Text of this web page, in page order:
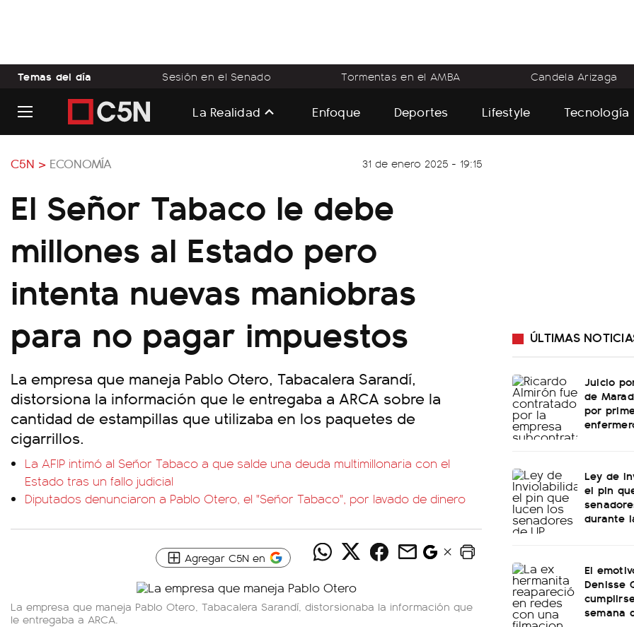
Temas del día Sesión en el Senado Tormentas en el AMBA Candela Arizaga
La Realidad Enfoque Deportes Lifestyle Tecnología
C5N > ECONOMÍA 31 de enero 2025 - 19:15
El Señor Tabaco le debe
millones al Estado pero
intenta nuevas maniobras
para no pagar impuestos
La empresa que maneja Pablo Otero, Tabacalera Sarandí,
distorsiona la información que le entregaba a ARCA sobre la
cantidad de estampillas que utilizaba en los paquetes de
cigarrillos.
La AFIP intimó al Señor Tabaco a que salde una deuda multimillonaria con el
Estado tras un fallo judicial
Diputados denunciaron a Pablo Otero, el "Señor Tabaco", por lavado de dinero
Agregar C5N en
La empresa que maneja Pablo Otero, Tabacalera Sarandí, distorsionaba la información que
le entregaba a ARCA.
ÚLTIMAS
Juicio
de
por
Ley de
el pin
durante
El
Denisse
semana